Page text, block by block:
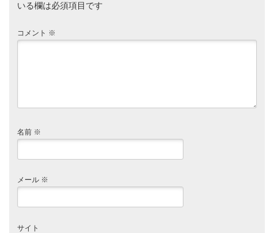
いる欄は必須項目です
コメント ※
名前 ※
メール ※
サイト